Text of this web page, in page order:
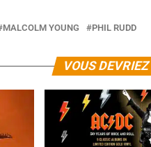
MALCOLM YOUNG PHIL RUDD
VOUS